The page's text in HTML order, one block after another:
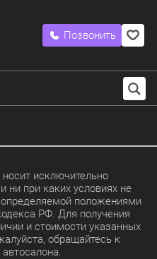
Позвонить
исключительно
ни при каких условиях не
определяемой положениями
РФ. Для получения
и стоимости указанных
обращайтесь к